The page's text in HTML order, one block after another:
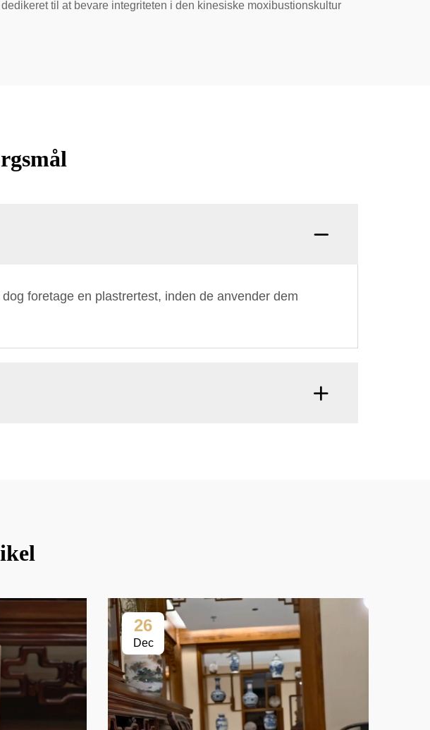
til at bevare integriteten i den kinesiske moxibustionskultur
foretage en plastrertest, inden de anvender dem
26
Dec